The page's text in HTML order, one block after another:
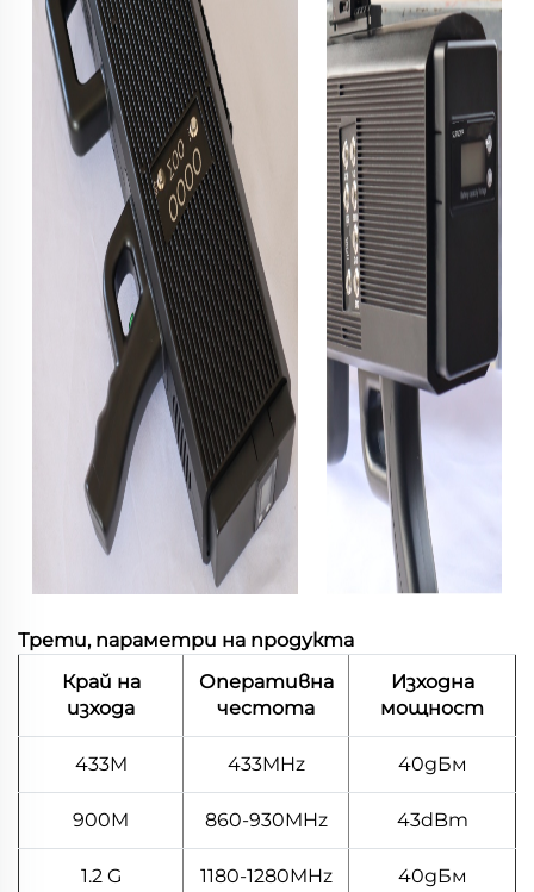
Трети, параметри на продукта
Край на
изхода
Оперативна
честота
Изходна
мощност
433M 433MHz 40дБм
900M 860-930MHz 43dBm
1.2 G 1180-1280MHz 40дБм